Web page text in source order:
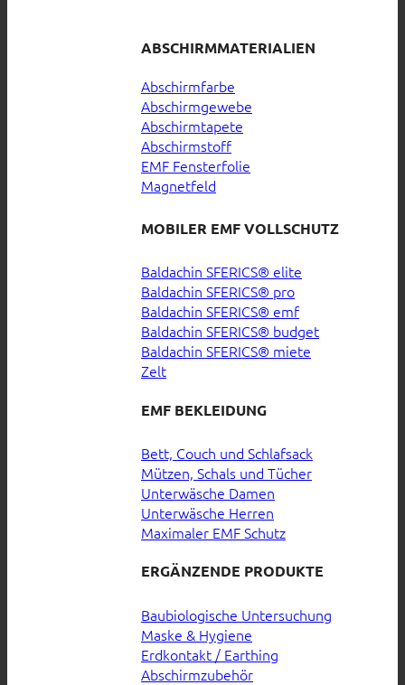
ABSCHIRMMATERIALIEN
Abschirmfarbe
Abschirmgewebe
Abschirmtapete
Abschirmstoff
EMF Fensterfolie
Magnetfeld
MOBILER EMF VOLLSCHUTZ
Baldachin SFERICS® elite
Baldachin SFERICS® pro
Baldachin SFERICS® emf
Baldachin SFERICS® budget
Baldachin SFERICS® miete
Zelt
EMF BEKLEIDUNG
Bett, Couch und Schlafsack
Mützen, Schals und Tücher
Unterwäsche Damen
Unterwäsche Herren
Maximaler EMF Schutz
ERGÄNZENDE PRODUKTE
Baubiologische Untersuchung
Maske & Hygiene
Erdkontakt / Earthing
Abschirmzubehör